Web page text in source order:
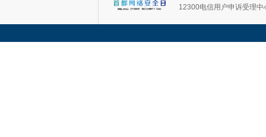
12300电信用户申诉受理中